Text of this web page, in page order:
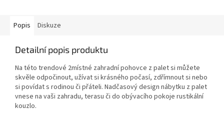
Popis Diskuze
Detailní popis produktu
Na této trendové 2místné zahradní pohovce z palet si můžete
skvěle odpočinout, užívat si krásného počasí, zdřímnout si nebo
si povídat s rodinou či přáteli. Nadčasový design nábytku z palet
vnese na vaši zahradu, terasu či do obývacího pokoje rustikální
kouzlo.